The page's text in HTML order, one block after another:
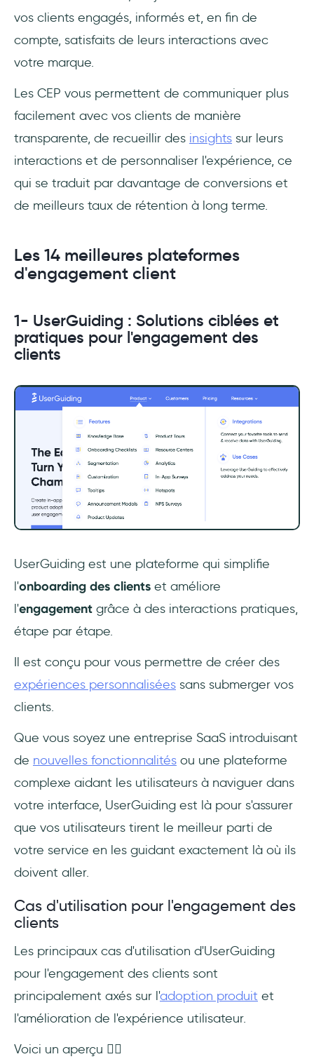
vos clients engagés, informés et, en fin de
compte, satisfaits de leurs interactions avec
votre marque.
Les CEP vous permettent de communiquer plus
facilement avec vos clients de manière
transparente, de recueillir des insights sur leurs
interactions et de personnaliser l'expérience, ce
qui se traduit par davantage de conversions et
de meilleurs taux de rétention à long terme.
Les 14 meilleures plateformes
d'engagement client
1- UserGuiding : Solutions ciblées et
pratiques pour l'engagement des
clients
UserGuiding est une plateforme qui simplifie
l'onboarding des clients et améliore
l'engagement grâce à des interactions pratiques,
étape par étape.
Il est conçu pour vous permettre de créer des
expériences personnalisées sans submerger vos
clients.
Que vous soyez une entreprise SaaS introduisant
de nouvelles fonctionnalités ou une plateforme
complexe aidant les utilisateurs à naviguer dans
votre interface, UserGuiding est là pour s'assurer
que vos utilisateurs tirent le meilleur parti de
votre service en les guidant exactement là où ils
doivent aller.
Cas d'utilisation pour l'engagement des
clients
Les principaux cas d'utilisation d'UserGuiding
pour l'engagement des clients sont
principalement axés sur l'adoption produit et
l'amélioration de l'expérience utilisateur.
Voici un aperçu 👇🏻